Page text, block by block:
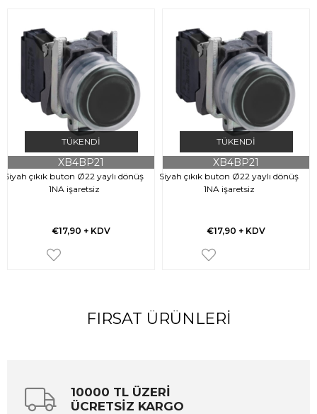
TÜKENDI
Siyah çıkık buton Ø22 yaylı dönüş
1NA işaretsiz
XB4BP21
€17,90 + KDV
TÜKENDI
Siyah çıkık buton Ø22 yaylı dönüş
1NA işaretsiz
XB4BP21
€17,90 + KDV
FIRSAT ÜRÜNLERI
10000 TL ÜZERİ
ÜCRETSİZ KARGO